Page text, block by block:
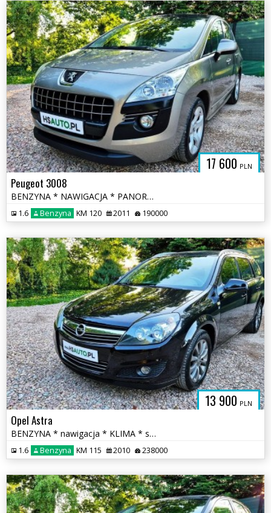
17 600 PLN
Peugeot 3008
BENZYNA * NAWIGACJA * PANORAMA * super * okazja * polecamy
1.6 Benzyna KM 120 2011 190000
13 900 PLN
Opel Astra
BENZYNA * nawigacja * KLIMA * super * okazja * POLECAMY
1.6 Benzyna KM 115 2010 238000